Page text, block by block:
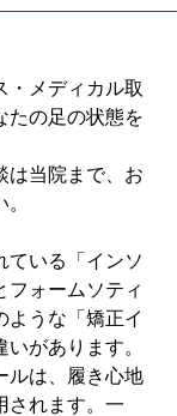
・メディカル取
たの足の状態を
は当院まで、お
ている「インソ
フォームソティ
ような「矯正イ
があります。
ルは、履き心地
されます。一